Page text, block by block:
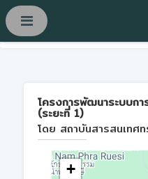
โครงการพัฒนาระบบก
(ระยะที่ 1)
โดย สถาบันสารสนเทศ
+